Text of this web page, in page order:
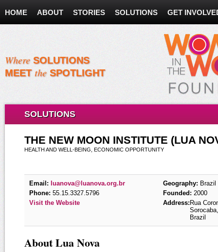
HOME ABOUT STORIES SOLUTIONS GET
WhereSOLUTIONS
MEETtheSPOTLIGHT
SOLUTIONS
THE NEW MOON INSTITUTE (LUA
HEALTH AND WELL-BEING, ECONOMIC OPPORTUNITY
Email: luanova@luanova.org.br
Phone: 55.15.3327.5796
Visit the Website
Geography: Brazil
Founded: 2000
Address: Rua
Brazil
About Lua Nova